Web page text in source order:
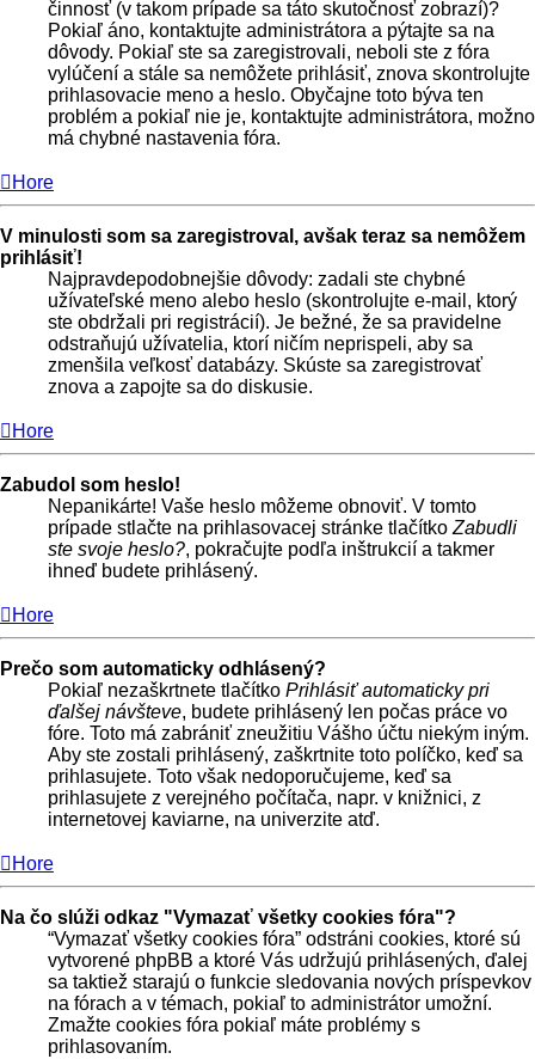
činnosť (v takom prípade sa táto skutočnosť zobrazí)?
Pokiaľ áno, kontaktujte administrátora a pýtajte sa na
dôvody. Pokiaľ ste sa zaregistrovali, neboli ste z fóra
vylúčení a stále sa nemôžete prihlásiť, znova skontrolujte
prihlasovacie meno a heslo. Obyčajne toto býva ten
problém a pokiaľ nie je, kontaktujte administrátora, možno
má chybné nastavenia fóra.
Hore
V minulosti som sa zaregistroval, avšak teraz sa nemôžem
prihlásiť!
Najpravdepodobnejšie dôvody: zadali ste chybné
užívateľské meno alebo heslo (skontrolujte e-mail, ktorý
ste obdržali pri registrácií). Je bežné, že sa pravidelne
odstraňujú užívatelia, ktorí ničím neprispeli, aby sa
zmenšila veľkosť databázy. Skúste sa zaregistrovať
znova a zapojte sa do diskusie.
Hore
Zabudol som heslo!
Nepanikárte! Vaše heslo môžeme obnoviť. V tomto
prípade stlačte na prihlasovacej stránke tlačítko Zabudli
ste svoje heslo?, pokračujte podľa inštrukcií a takmer
ihneď budete prihlásený.
Hore
Prečo som automaticky odhlásený?
Pokiaľ nezaškrtnete tlačítko Prihlásiť automaticky pri
ďalšej návšteve, budete prihlásený len počas práce vo
fóre. Toto má zabrániť zneužitiu Vášho účtu niekým iným.
Aby ste zostali prihlásený, zaškrtnite toto políčko, keď sa
prihlasujete. Toto však nedoporučujeme, keď sa
prihlasujete z verejného počítača, napr. v knižnici, z
internetovej kaviarne, na univerzite atď.
Hore
Na čo slúži odkaz "Vymazať všetky cookies fóra"?
“Vymazať všetky cookies fóra” odstráni cookies, ktoré sú
vytvorené phpBB a ktoré Vás udržujú prihlásených, ďalej
sa taktiež starajú o funkcie sledovania nových príspevkov
na fórach a v témach, pokiaľ to administrátor umožní.
Zmažte cookies fóra pokiaľ máte problémy s
prihlasovaním.